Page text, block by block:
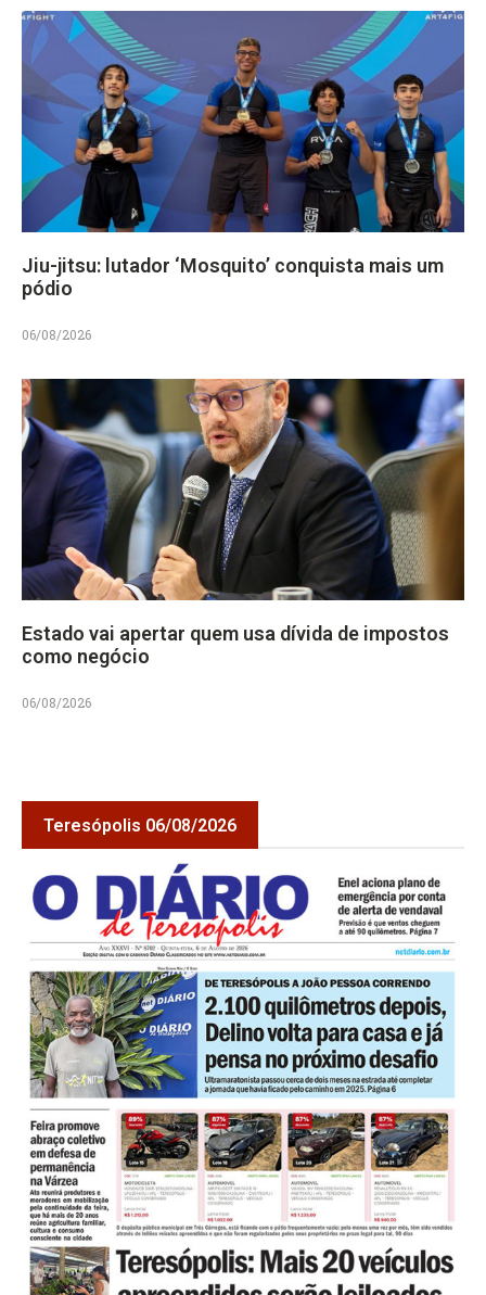
Jiu-jitsu: lutador ‘Mosquito’ conquista mais um
pódio
06/08/2026
Estado vai apertar quem usa dívida de impostos
como negócio
06/08/2026
Teresópolis 06/08/2026